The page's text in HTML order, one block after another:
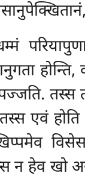
होन्ति,
तस्स
एवं
न हेव खो